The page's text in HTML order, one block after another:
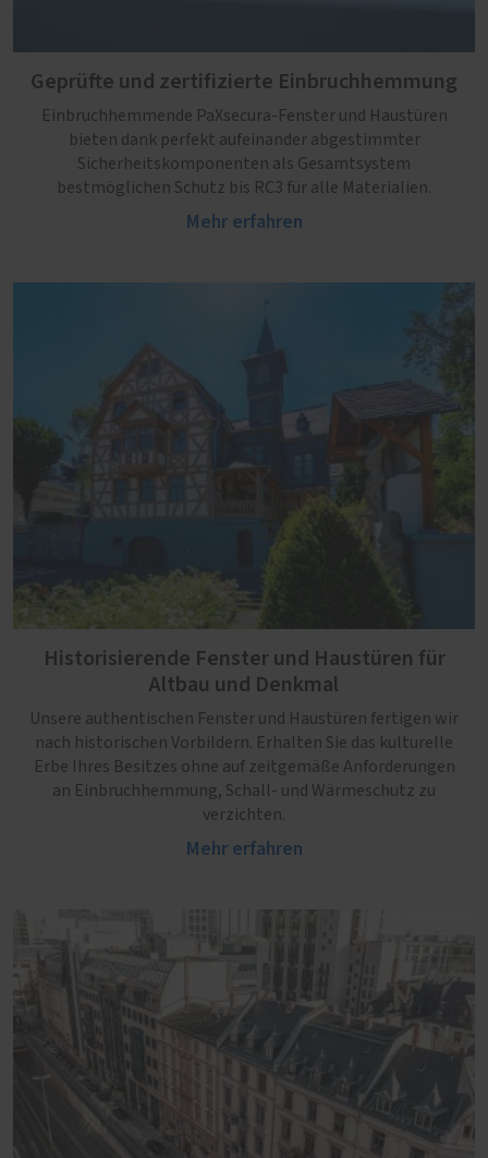
Geprüfte und zertifizierte Einbruchhemmung
Einbruchhemmende PaXsecura-Fenster und Haustüren
bieten dank perfekt aufeinander abgestimmter
Sicherheitskomponenten als Gesamtsystem
bestmöglichen Schutz bis RC3 für alle Materialien.
Mehr erfahren
Historisierende Fenster und Haustüren für
Altbau und Denkmal
Unsere authentischen Fenster und Haustüren fertigen wir
nach historischen Vorbildern. Erhalten Sie das kulturelle
Erbe Ihres Besitzes ohne auf zeitgemäße Anforderungen
an Einbruchhemmung, Schall- und Wärmeschutz zu
verzichten.
Mehr erfahren